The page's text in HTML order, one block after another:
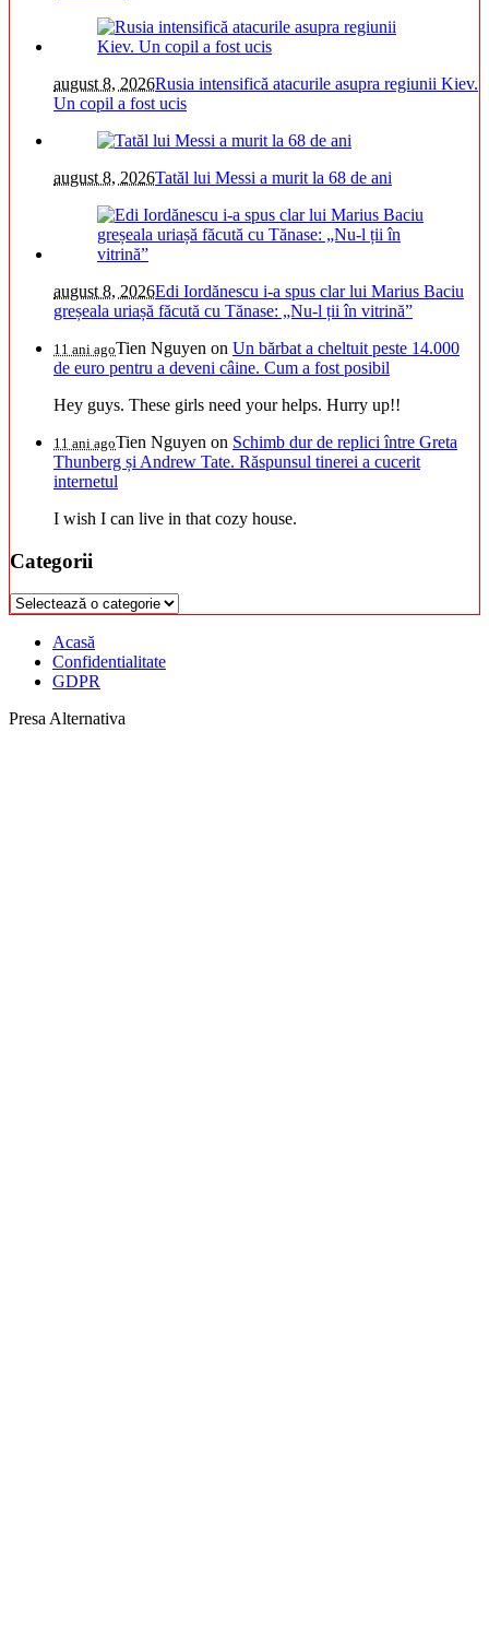
august 8, 2026Rusia intensifică atacurile asupra regiunii Kiev.
Un copil a fost ucis
august 8, 2026Tatăl lui Messi a murit la 68 de ani
august 8, 2026Edi Iordănescu i-a spus clar lui Marius Baciu
greșeala uriașă făcută cu Tănase: „Nu-l ții în vitrină”
11 ani agoTien Nguyen on Un bărbat a cheltuit peste 14.000
de euro pentru a deveni câine. Cum a fost posibil
Hey guys. These girls need your helps. Hurry up!!
11 ani agoTien Nguyen on Schimb dur de replici între Greta
Thunberg și Andrew Tate. Răspunsul tinerei a cucerit
internetul
I wish I can live in that cozy house.
Categorii
Categorii
Acasă
Confidentialitate
GDPR
Presa Alternativa